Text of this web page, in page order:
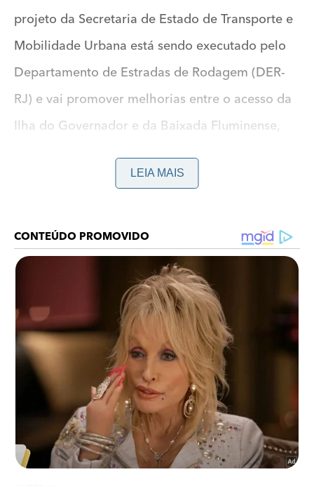
projeto da Secretaria de Estado de Transporte e
Mobilidade Urbana está sendo executado pelo
Departamento de Estradas de Rodagem (DER-
RJ) e vai promover melhorias entre o acesso da
Ilha do Governador e da Baixada Fluminense,
Nova Linha Vermelha terá asfalto de qualidade e
mais segurança para quem passa com destino à
Baixada e ao interior do estado. A rodovia
também terá um novo sistema de
monitoramento por câmeras. É um investimento
muito importante para a população e também
para alavancarmos a retomada do protagonismo
do Galeão", declarou o governador Cláudio
Castro.
LEIA MAIS